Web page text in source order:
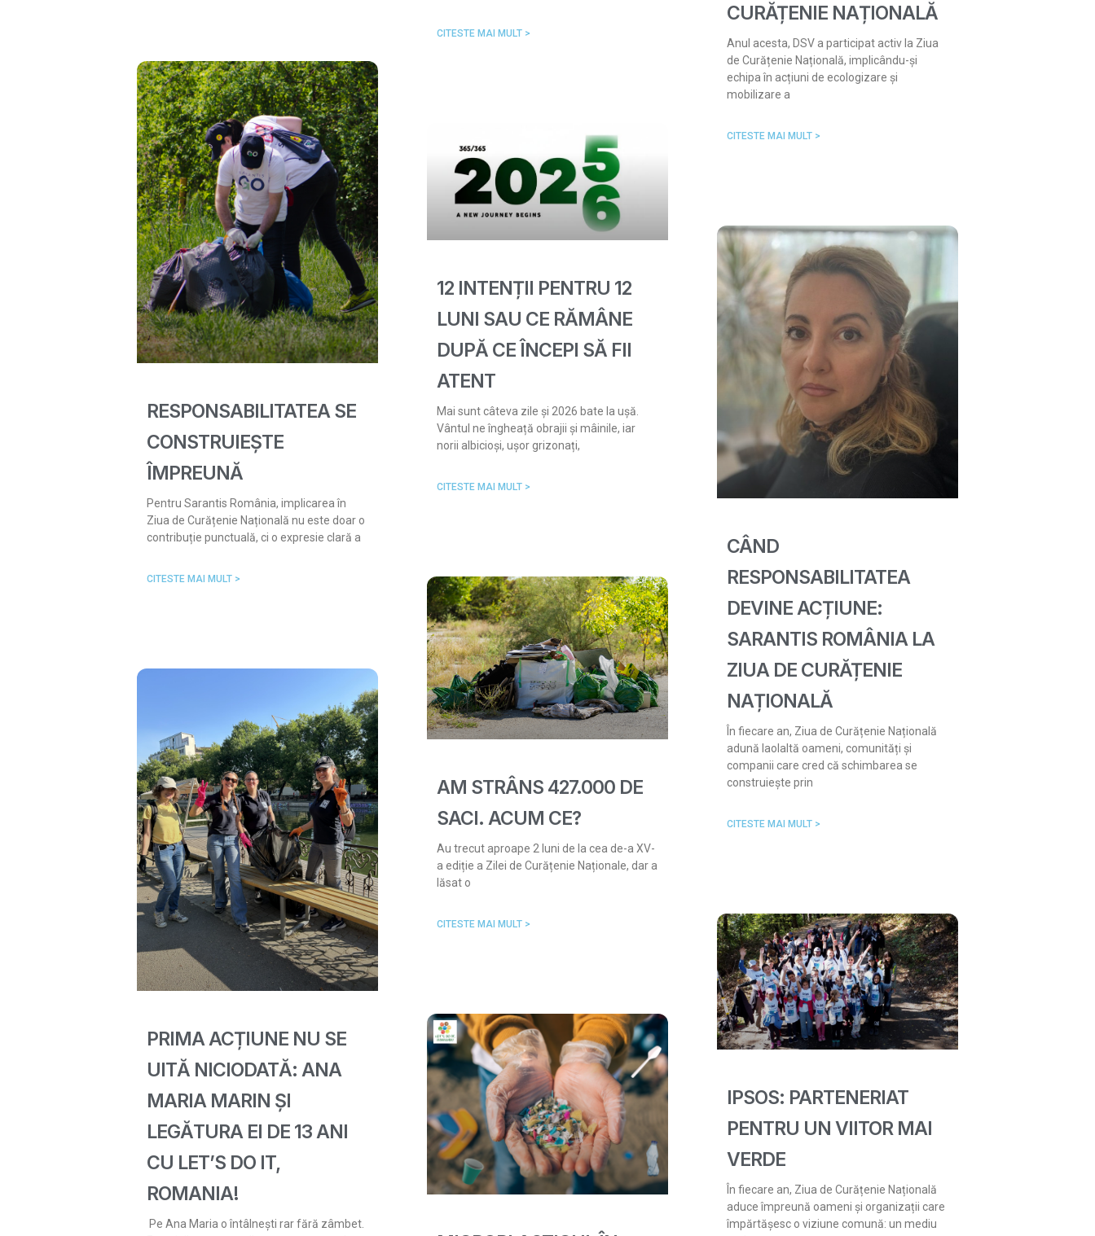
CITESTE MAI MULT >
CURĂȚENIE NAȚIONALĂ
Anul acesta, DSV a participat activ la Ziua
de Curățenie Națională, implicându-și
echipa în acțiuni de ecologizare și
mobilizare a
CITESTE MAI MULT >
RESPONSABILITATEA SE
CONSTRUIEȘTE
ÎMPREUNĂ
Pentru Sarantis România, implicarea în
Ziua de Curățenie Națională nu este doar o
contribuție punctuală, ci o expresie clară a
CITESTE MAI MULT >
12 INTENȚII PENTRU 12
LUNI SAU CE RĂMÂNE
DUPĂ CE ÎNCEPI SĂ FII
ATENT
Mai sunt câteva zile și 2026 bate la ușă.
Vântul ne îngheață obrajii și mâinile, iar
norii albicioși, ușor grizonați,
CITESTE MAI MULT >
CÂND
RESPONSABILITATEA
DEVINE ACȚIUNE:
SARANTIS ROMÂNIA LA
ZIUA DE CURĂȚENIE
NAȚIONALĂ
În fiecare an, Ziua de Curățenie Națională
adună laolaltă oameni, comunități și
companii care cred că schimbarea se
construiește prin
CITESTE MAI MULT >
PRIMA ACȚIUNE NU SE
UITĂ NICIODATĂ: ANA
MARIA MARIN ȘI
LEGĂTURA EI DE 13 ANI
CU LET’S DO IT,
ROMANIA!
Pe Ana Maria o întâlnești rar fără zâmbet.
AM STRÂNS 427.000 DE
SACI. ACUM CE?
Au trecut aproape 2 luni de la cea de-a XV-
a ediție a Zilei de Curățenie Naționale, dar a
lăsat o
CITESTE MAI MULT >
IPSOS: PARTENERIAT
PENTRU UN VIITOR MAI
VERDE
În fiecare an, Ziua de Curățenie Națională
aduce împreună oameni și organizații care
împărtășesc o viziune comună: un mediu